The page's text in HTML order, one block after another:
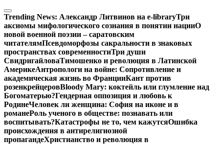
Перейти
к
содержимому
Trending News: Александр Литвинов на e-libraryТри
аксиомы мифологического сознания в понятии нацииО
новой военной поэзии – саратовским
читателямПсевдоморфозы сакральности в знаковых
пространствах современностиТри души
СвидригайловаТимошенко и революция в Латинской
АмерикеАнтропологи на войне: Сопротивление и
академическая жизнь во ФранцииКант против
розенкрейцеровBloody Mary: коктейль или глумление над
Богоматерью?Гендерная оппозиция и любовь к
РодинеЧеловек ли женщина: София на иконе и в
романеРоль ученого в обществе: познавать или
воспитывать?Катастрофы не то, чем кажутсяОшибка
происхождения в антирелигиозной
пропагандеХристианство и революция в